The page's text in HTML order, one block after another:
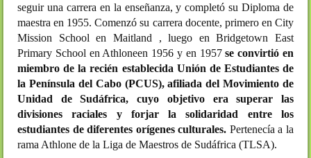
seguir una carrera en la enseñanza, y completó su Diploma de
maestra en 1955. Comenzó su carrera docente, primero en City
Mission School en Maitland , luego en Bridgetown East
Primary School en Athloneen 1956 y en 1957se convirtió en
miembro de la recién establecida Unión de Estudiantes de
la Península del Cabo (PCUS), afiliada del Movimiento de
Unidad de Sudáfrica, cuyo objetivo era superar las
divisiones raciales y forjar la solidaridad entre los
estudiantes de diferentes orígenes culturales. Pertenecía a la
rama Athlone de la Liga de Maestros de Sudáfrica (TLSA).